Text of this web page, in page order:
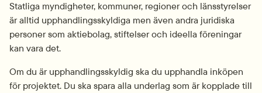
Statliga myndigheter, kommuner, regioner och länsstyrelser
är alltid upphandlingsskyldiga men även andra juridiska
personer som aktiebolag, stiftelser och ideella föreningar
kan vara det.
Om du är upphandlingsskyldig ska du upphandla inköpen
för projektet. Du ska spara alla underlag som är kopplade till